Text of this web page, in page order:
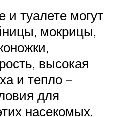
и туалете могут
мокрицы,
высокая
и тепло –
для
насекомых,